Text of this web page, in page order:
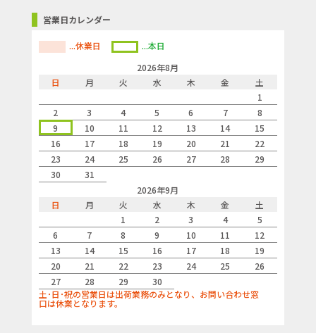
営業日カレンダー
...休業日
...本日
2026年8月
日
月 火 水 木 金
土
1
2
3 4 5 6 7
8
9
10 11 12 13 14
15
16
17 18 19 20 21
22
23
24 25 26 27 28
29
30
31
2026年9月
日
月 火 水 木 金
土
1
2 3 4
5
6
7 8 9 10 11
12
13
14 15 16 17 18
19
20
21 22 23 24 25
26
27
28 29
30
土･日･祝の営業日は出荷業務のみとなり、お問い合わせ窓
口は休業となります。